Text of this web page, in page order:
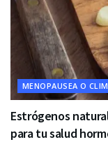
MENOPAUSEA O
Estrógenos
para tu salud